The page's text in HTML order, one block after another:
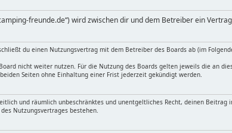
freunde.de“) wird zwischen dir und dem Betreiber ein
du einen Nutzungsvertrag mit dem Betreiber des Boards ab (im
nicht weiter nutzen. Für die Nutzung des Boards gelten jeweils die an
Seiten ohne Einhaltung einer Frist jederzeit gekündigt werden.
und räumlich unbeschränktes und unentgeltliches Recht, deinen Beitrag
Nutzungsvertrages bestehen.